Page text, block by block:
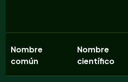
Nombre
común
Nombre
científico